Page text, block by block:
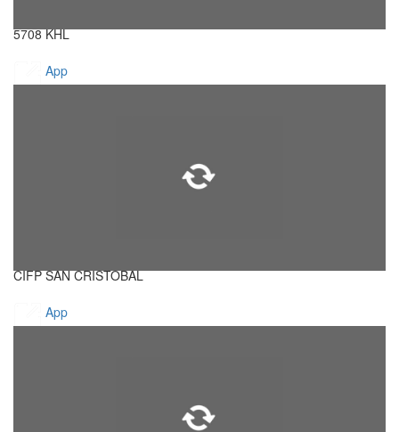
5708 KHL
App
CIFP SAN CRISTOBAL
App